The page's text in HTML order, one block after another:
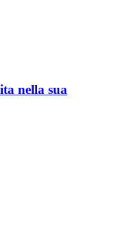
nella sua